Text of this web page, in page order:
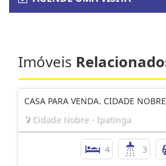
Imóveis
CASA PARA VENDA. CIDADE
Cidade Nobre - Ipatinga
4 3